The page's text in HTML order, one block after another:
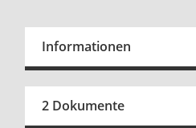
Informationen
2 Dokumente